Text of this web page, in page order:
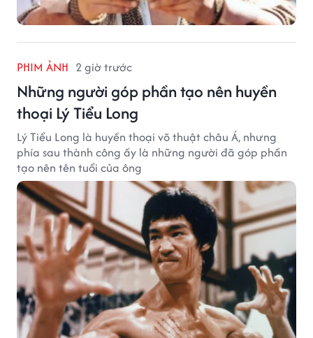
PHIM ẢNH 2 giờ trước
Những người góp phần tạo nên huyền
thoại Lý Tiểu Long
Lý Tiểu Long là huyền thoại võ thuật châu Á, nhưng
phía sau thành công ấy là những người đã góp phần
tạo nên tên tuổi của ông